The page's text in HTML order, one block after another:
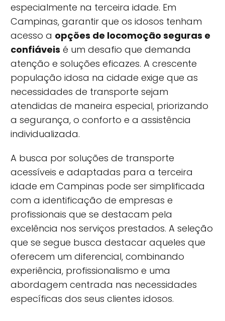
especialmente na terceira idade. Em
Campinas, garantir que os idosos tenham
acesso a opções de locomoção seguras e
confiáveis é um desafio que demanda
atenção e soluções eficazes. A crescente
população idosa na cidade exige que as
necessidades de transporte sejam
atendidas de maneira especial, priorizando
a segurança, o conforto e a assistência
individualizada.
A busca por soluções de transporte
acessíveis e adaptadas para a terceira
idade em Campinas pode ser simplificada
com a identificação de empresas e
profissionais que se destacam pela
excelência nos serviços prestados. A seleção
que se segue busca destacar aqueles que
oferecem um diferencial, combinando
experiência, profissionalismo e uma
abordagem centrada nas necessidades
específicas dos seus clientes idosos.